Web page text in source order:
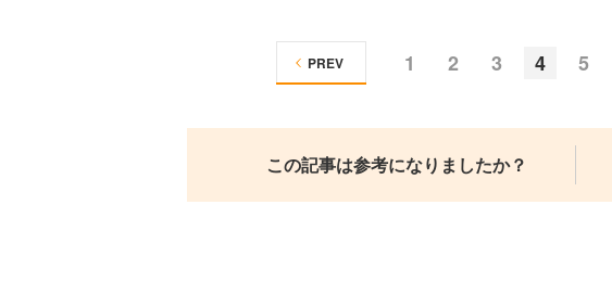
1 2 3 4 5
PREV
この記事は参考になりましたか？